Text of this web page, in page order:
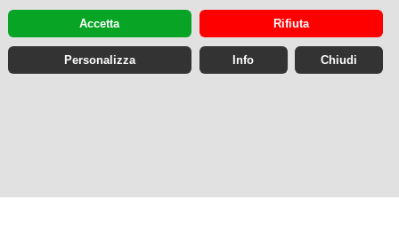
Accetta Rifiuta
Personalizza Info Chiudi